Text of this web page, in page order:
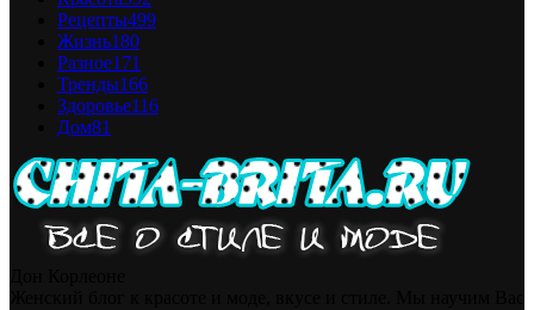
Рецепты499
Жизнь180
Разное171
Тренды166
Здоровье116
Дом81